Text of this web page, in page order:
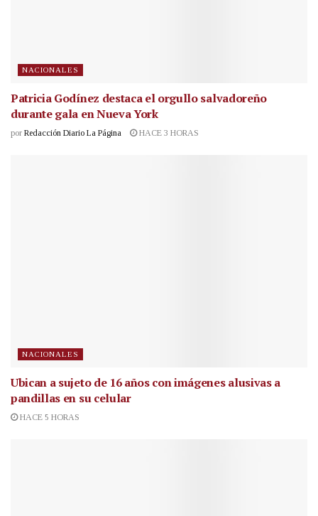
NACIONALES
Patricia Godínez destaca el orgullo salvadoreño
durante gala en Nueva York
por Redacción Diario La Página HACE 3 HORAS
NACIONALES
Ubican a sujeto de 16 años con imágenes alusivas a
pandillas en su celular
HACE 5 HORAS